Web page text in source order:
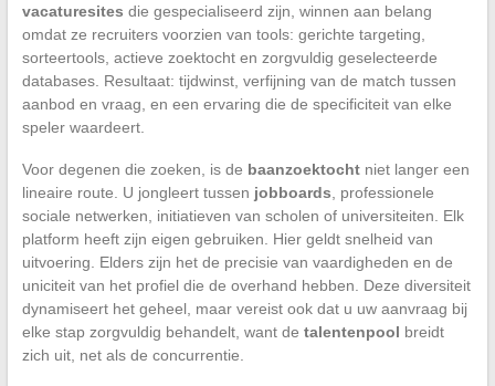
vacaturesites die gespecialiseerd zijn, winnen aan belang
omdat ze recruiters voorzien van tools: gerichte targeting,
sorteertools, actieve zoektocht en zorgvuldig geselecteerde
databases. Resultaat: tijdwinst, verfijning van de match tussen
aanbod en vraag, en een ervaring die de specificiteit van elke
speler waardeert.
Voor degenen die zoeken, is de baanzoektochtniet langer een
lineaire route. U jongleert tussen jobboards , professionele
sociale netwerken, initiatieven van scholen of universiteiten. Elk
platform heeft zijn eigen gebruiken. Hier geldt snelheid van
uitvoering. Elders zijn het de precisie van vaardigheden en de
uniciteit van het profiel die de overhand hebben. Deze diversiteit
dynamiseert het geheel, maar vereist ook dat u uw aanvraag bij
elke stap zorgvuldig behandelt, want de talentenpool breidt
zich uit, net als de concurrentie.